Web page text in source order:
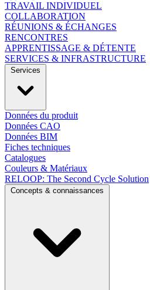
TRAVAIL INDIVIDUEL
COLLABORATION
RÉUNIONS & ÉCHANGES
RENCONTRES
APPRENTISSAGE & DÉTENTE
SERVICES & INFRASTRUCTURE
Services
Données du produit
Données CAO
Données BIM
Fiches techniques
Catalogues
Couleurs & Matériaux
RELOOP: The Second Cycle Solution
Concepts & connaissances